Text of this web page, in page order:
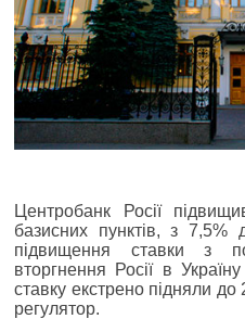
Центробанк Росії
базисних пунктів, з
підвищення ставки з
вторгнення Росії в
ставку екстрено підняли до
регулятор.